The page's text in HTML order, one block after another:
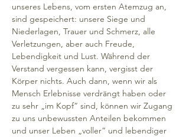
unseres Lebens, vom ersten Atemzug an,
sind gespeichert: unsere Siege und
Niederlagen, Trauer und Schmerz, alle
Verletzungen, aber auch Freude,
Lebendigkeit und Lust. Während der
Verstand vergessen kann, vergisst der
Körper nichts. Auch dann, wenn wir als
Mensch Erlebnisse verdrängt haben oder
zu sehr „im Kopf“ sind, können wir Zugang
zu uns unbewussten Anteilen bekommen
und unser Leben „voller“ und lebendiger